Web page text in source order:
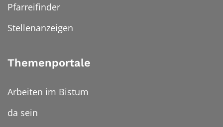
Pfarreifinder
Stellenanzeigen
Themenportale
Arbeiten im Bistum
da sein